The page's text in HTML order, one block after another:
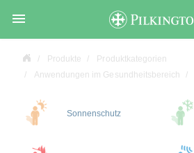

Produkte
Produktkategorien
Anwendungen im Gesundheitsbereich
Sonnenschutz